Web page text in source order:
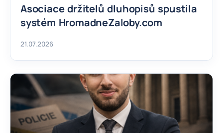
Asociace držitelů dluhopisů spustila
systém HromadneZaloby.com
21.07.2026